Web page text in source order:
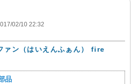
02/10 22:32
ァン（はいえんふぁん） fire
品